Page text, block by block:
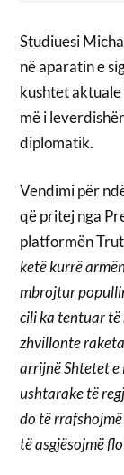
Studiuesi
në aparatin e
kushtet aktuale
më i
diplomatik.
Vendimi për
që pritej nga
platformën
ketë kurrë
mbrojtur
cili ka tentuar
zhvillonte
arrijnë Shtetet
ushtarake të
do të
të asgjësojmë